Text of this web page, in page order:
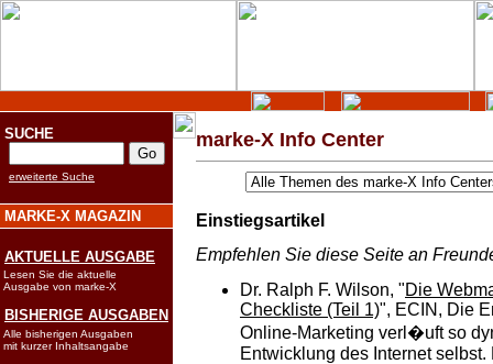
SUCHE
erweiterte Suche
marke-X Info Center
Einstiegsartikel
Empfehlen Sie diese Seite an
Dr. Ralph F. Wilson, "Die
Checkliste (Teil 1)", ECIN, Die
Online-Marketing verl�uft so
Entwicklung des Internet
MARKE-X MAGAZIN
AKTUELLE AUSGABE
Lesen Sie die aktuelle
Ausgabe von marke-X
BISHERIGE AUSGABEN
Alle bisherigen Ausgaben
mit kurzer Inhaltsangabe